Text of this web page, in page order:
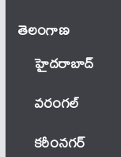
తెలంగాణ‌
హైదరాబాద్
వ‌రంగ‌ల్
కరీంనగర్